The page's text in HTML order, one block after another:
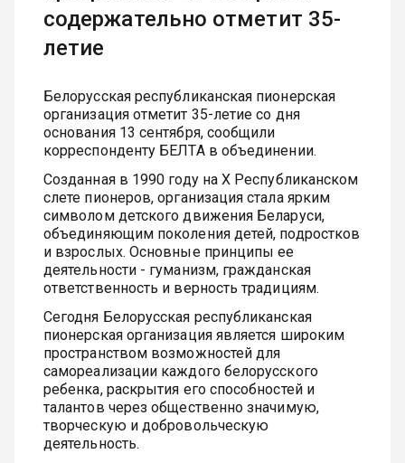
содержательно отметит 35-
летие
Белорусская республиканская пионерская
организация отметит 35-летие со дня
основания 13 сентября, сообщили
корреспонденту БЕЛТА в объединении.
Созданная в 1990 году на Х Республиканском
слете пионеров, организация стала ярким
символом детского движения Беларуси,
объединяющим поколения детей, подростков
и взрослых. Основные принципы ее
деятельности - гуманизм, гражданская
ответственность и верность традициям.
Сегодня Белорусская республиканская
пионерская организация является широким
пространством возможностей для
самореализации каждого белорусского
ребенка, раскрытия его способностей и
талантов через общественно значимую,
творческую и добровольческую
деятельность.